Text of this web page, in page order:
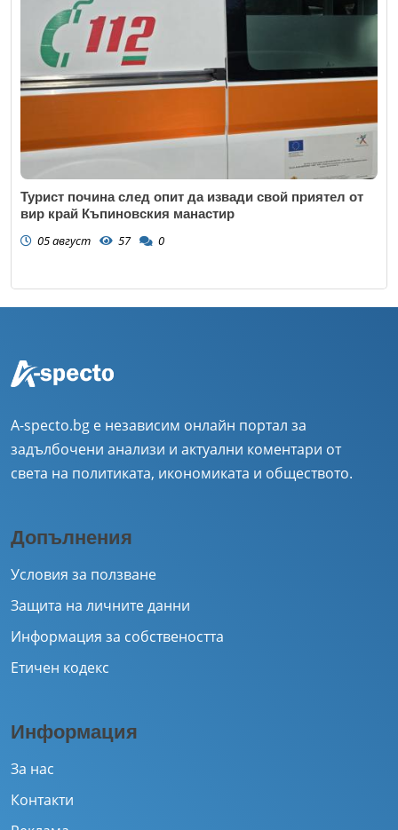
Турист почина след опит да извади свой приятел от
вир край Къпиновския манастир
05 август 57 0
A-specto.bg е независим онлайн портал за
задълбочени анализи и актуални коментари от
света на политиката, икономиката и обществото.
Допълнения
Условия за ползване
Защита на личните данни
Информация за собствеността
Етичен кодекс
Информация
За нас
Контакти